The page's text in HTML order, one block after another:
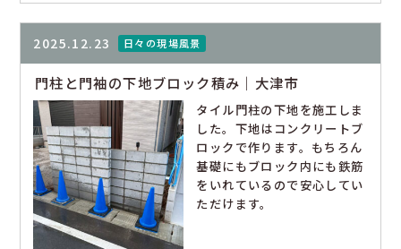
2025.12.23 日々の現場風景
門柱と門袖の下地ブロック積み｜大津市
タイル門柱の下地を施工しま
した。下地はコンクリートブ
ロックで作ります。もちろん
基礎にもブロック内にも鉄筋
をいれているので安心してい
ただけます。